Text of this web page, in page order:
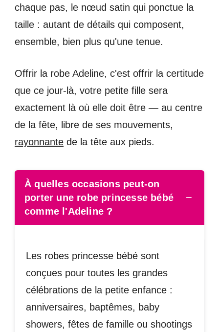
chaque pas, le nœud satin qui ponctue la
taille : autant de détails qui composent,
ensemble, bien plus qu'une tenue.
Offrir la robe Adeline, c'est offrir la certitude
que ce jour-là, votre petite fille sera
exactement là où elle doit être — au centre
de la fête, libre de ses mouvements,
rayonnante de la tête aux pieds.
À quelles occasions peut-on
porter une robe princesse bébé
comme l'Adeline ?
−
Les robes princesse bébé sont
conçues pour toutes les grandes
célébrations de la petite enfance :
anniversaires, baptêmes, baby
showers, fêtes de famille ou shootings